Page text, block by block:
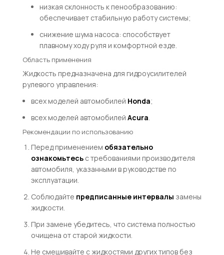
низкая склонность к пенообразованию:
обеспечивает стабильную работу системы;
снижение шума насоса: способствует
плавному ходу руля и комфортной езде.
Область применения
Жидкость предназначена для гидроусилителей
рулевого управления:
всех моделей автомобилей Honda;
всех моделей автомобилей Acura.
Рекомендации по использованию
Перед применением обязательно
ознакомьтесьс требованиями производителя
автомобиля, указанными в руководстве по
эксплуатации.
Соблюдайте предписанные интервалы замены
жидкости.
При замене убедитесь, что система полностью
очищена от старой жидкости.
Не смешивайте с жидкостями других типов без